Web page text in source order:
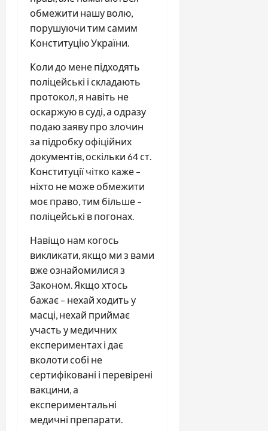
обмежити нашу волю,
порушуючи тим самим
Конституцію України.
Коли до мене підходять
поліцейські і складають
протокол, я навіть не
оскаржую в суді, а одразу
подаю заяву про злочин
за підробку офіційних
документів, оскільки 64 ст.
Конституції чітко каже –
ніхто не може обмежити
моє право, тим більше –
поліцейські в погонах.
Навіщо нам когось
викликати, якщо ми з вами
вже ознайомилися з
Законом. Якщо хтось
бажає – нехай ходить у
масці, нехай приймає
участь у медичних
експериментах і дає
вколоти собі не
сертифіковані і перевірені
вакцини, а
експериментальні
медичні препарати.